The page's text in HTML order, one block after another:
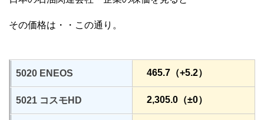
その価格は・・この通り。
5020 ENEOS 465.7（+5.2）
5021 コスモHD 2,305.0（±0）